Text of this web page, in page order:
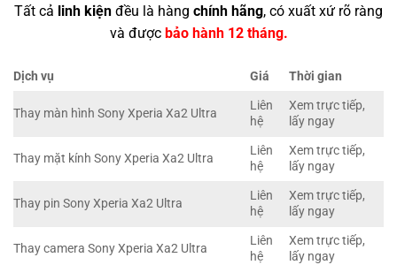
Tất cả linh kiện đều là hàng chính hãng, có xuất xứ rõ ràng
và được bảo hành 12 tháng.
Dịch vụ Giá Thời gian
Thay màn hình Sony Xperia Xa2 Ultra
Liên
hệ
Xem trực tiếp,
lấy ngay
Thay mặt kính Sony Xperia Xa2 Ultra
Liên
hệ
Xem trực tiếp,
lấy ngay
Thay pin Sony Xperia Xa2 Ultra
Liên
hệ
Xem trực tiếp,
lấy ngay
Thay camera Sony Xperia Xa2 Ultra
Liên
hệ
Xem trực tiếp,
lấy ngay